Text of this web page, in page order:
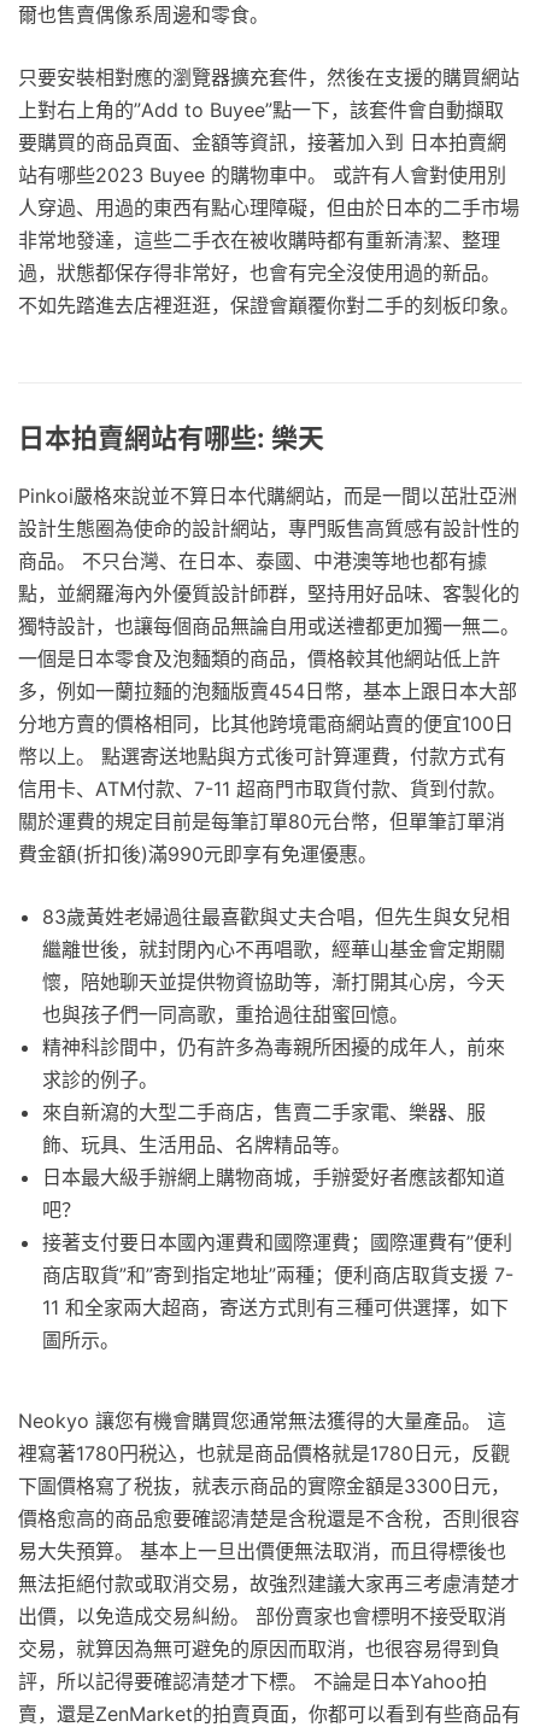
爾也售賣偶像系周邊和零食。
只要安裝相對應的瀏覽器擴充套件，然後在支援的購買網站
上對右上角的”Add to Buyee”點一下，該套件會自動擷取
要購買的商品頁面、金額等資訊，接著加入到 日本拍賣網
站有哪些2023 Buyee 的購物車中。 或許有人會對使用別
人穿過、用過的東西有點心理障礙，但由於日本的二手市場
非常地發達，這些二手衣在被收購時都有重新清潔、整理
過，狀態都保存得非常好，也會有完全沒使用過的新品。
不如先踏進去店裡逛逛，保證會巔覆你對二手的刻板印象。
日本拍賣網站有哪些: 樂天
Pinkoi嚴格來說並不算日本代購網站，而是一間以茁壯亞洲
設計生態圈為使命的設計網站，專門販售高質感有設計性的
商品。 不只台灣、在日本、泰國、中港澳等地也都有據
點，並網羅海內外優質設計師群，堅持用好品味、客製化的
獨特設計，也讓每個商品無論自用或送禮都更加獨一無二。
一個是日本零食及泡麵類的商品，價格較其他網站低上許
多，例如一蘭拉麵的泡麵版賣454日幣，基本上跟日本大部
分地方賣的價格相同，比其他跨境電商網站賣的便宜100日
幣以上。 點選寄送地點與方式後可計算運費，付款方式有
信用卡、ATM付款、7-11 超商門市取貨付款、貨到付款。
關於運費的規定目前是每筆訂單80元台幣，但單筆訂單消
費金額(折扣後)滿990元即享有免運優惠。
83歲黃姓老婦過往最喜歡與丈夫合唱，但先生與女兒相
繼離世後，就封閉內心不再唱歌，經華山基金會定期關
懷，陪她聊天並提供物資協助等，漸打開其心房，今天
也與孩子們一同高歌，重拾過往甜蜜回憶。
精神科診間中，仍有許多為毒親所困擾的成年人，前來
求診的例子。
來自新瀉的大型二手商店，售賣二手家電、樂器、服
飾、玩具、生活用品、名牌精品等。
日本最大級手辦網上購物商城，手辦愛好者應該都知道
吧？
接著支付要日本國內運費和國際運費；國際運費有”便利
商店取貨”和”寄到指定地址”兩種；便利商店取貨支援 7-
11 和全家兩大超商，寄送方式則有三種可供選擇，如下
圖所示。
Neokyo 讓您有機會購買您通常無法獲得的大量產品。 這
裡寫著1780円税込，也就是商品價格就是1780日元，反觀
下圖價格寫了税抜，就表示商品的實際金額是3300日元，
價格愈高的商品愈要確認清楚是含稅還是不含稅，否則很容
易大失預算。 基本上一旦出價便無法取消，而且得標後也
無法拒絕付款或取消交易，故強烈建議大家再三考慮清楚才
出價，以免造成交易糾紛。 部份賣家也會標明不接受取消
交易，就算因為無可避免的原因而取消，也很容易得到負
評，所以記得要確認清楚才下標。 不論是日本Yahoo拍
賣，還是ZenMarket的拍賣頁面，你都可以看到有些商品有